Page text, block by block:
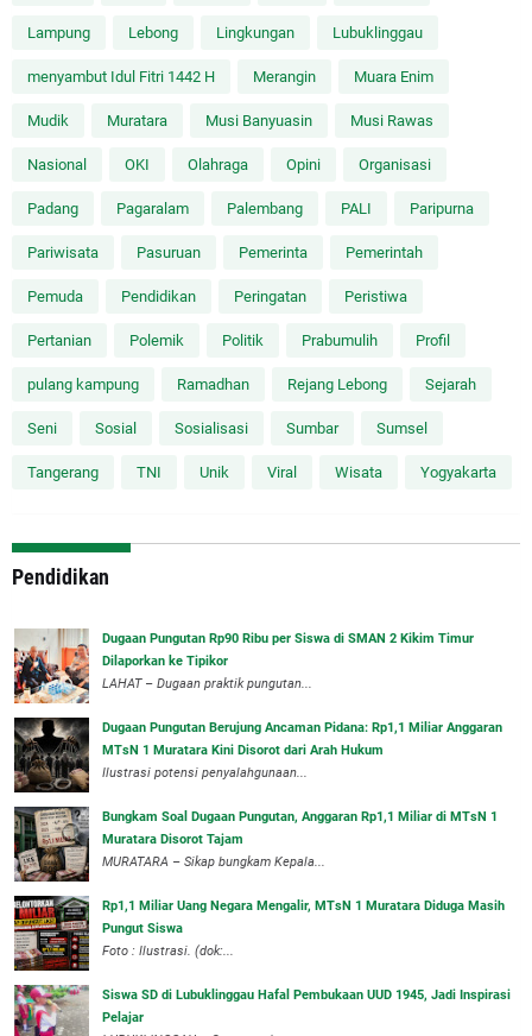
Lampung Lebong Lingkungan Lubuklinggau
menyambut Idul Fitri 1442 H Merangin Muara Enim
Mudik Muratara Musi Banyuasin Musi Rawas
Nasional OKI Olahraga Opini Organisasi
Padang Pagaralam Palembang PALI Paripurna
Pariwisata Pasuruan Pemerinta Pemerintah
Pemuda Pendidikan Peringatan Peristiwa
Pertanian Polemik Politik Prabumulih Profil
pulang kampung Ramadhan Rejang Lebong Sejarah
Seni Sosial Sosialisasi Sumbar Sumsel
Tangerang TNI Unik Viral Wisata Yogyakarta
Pendidikan
Dugaan Pungutan Rp90 Ribu per Siswa di SMAN 2 Kikim Timur
Dilaporkan ke Tipikor
LAHAT – Dugaan praktik pungutan...
Dugaan Pungutan Berujung Ancaman Pidana: Rp1,1 Miliar Anggaran
MTsN 1 Muratara Kini Disorot dari Arah Hukum
Ilustrasi potensi penyalahgunaan...
Bungkam Soal Dugaan Pungutan, Anggaran Rp1,1 Miliar di MTsN 1
Muratara Disorot Tajam
‎MURATARA – Sikap bungkam Kepala...
‎Rp1,1 Miliar Uang Negara Mengalir, MTsN 1 Muratara Diduga Masih
Pungut Siswa
Foto : Ilustrasi. (dok:...
Siswa SD di Lubuklinggau Hafal Pembukaan UUD 1945, Jadi Inspirasi
Pelajar